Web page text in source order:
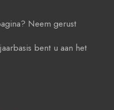
Neem gerust
bent u aan het